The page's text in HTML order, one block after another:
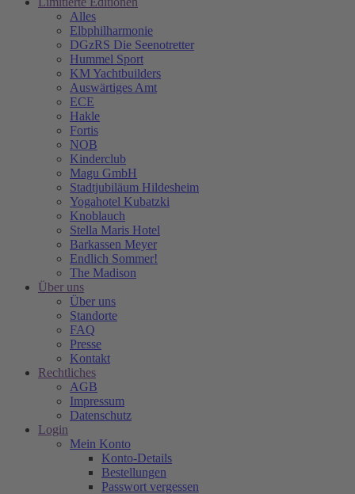
Alles
Elbphilharmonie
DGzRS Die Seenotretter
Hummel Sport
KM Yachtbuilders
Auswärtiges Amt
ECE
Hakle
Fortis
NOB
Kinderclub
Magu GmbH
Stadtjubiläum Hildesheim
Yogahotel Kubatzki
Knoblauch
Stella Maris Hotel
Barkassen Meyer
Endlich Sommer!
The Madison
Über uns
Über uns
Standorte
FAQ
Presse
Kontakt
Rechtliches
AGB
Impressum
Datenschutz
Login
Mein Konto
Konto-Details
Bestellungen
Passwort vergessen